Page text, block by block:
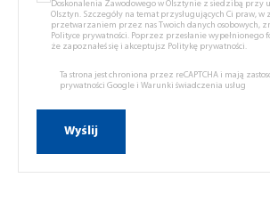
Doskonalenia Zawodowego w Olsztynie z siedzibą przy
Olsztyn. Szczegóły na temat przysługujących Ci praw, w
przetwarzaniem przez nas Twoich danych osobowych,
Polityce prywatności. Poprzez przesłanie wypełnionego
że zapoznałeś się i akceptujsz Politykę prywatności.
Ta strona jest chroniona przez reCAPTCHA i mają
prywatności Google i Warunki świadczenia usług